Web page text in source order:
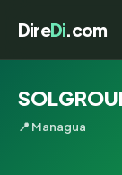
DireDi.com
📍 Managua